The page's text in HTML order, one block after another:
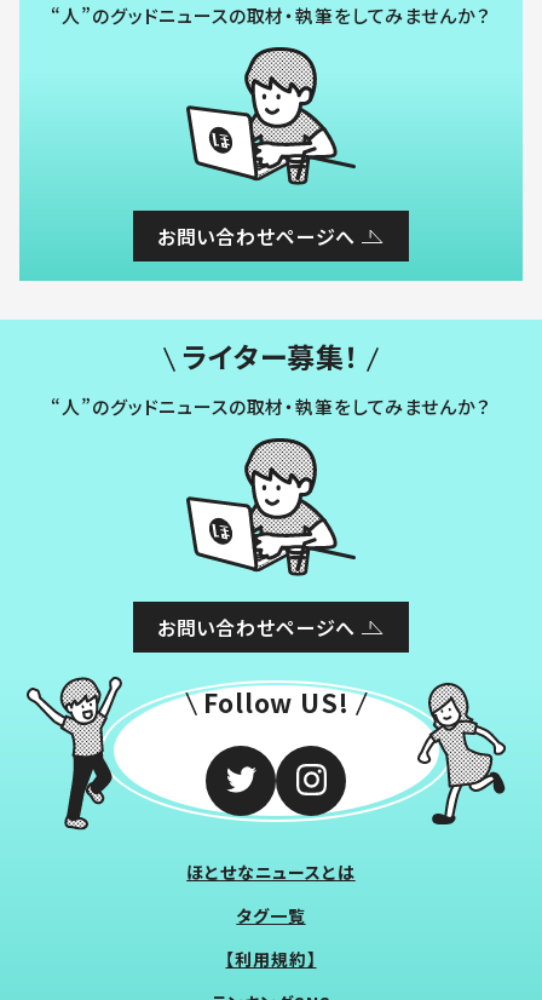
“人”のグッドニュースの取材・執筆をしてみませんか？
お問い合わせページへ
ライター募集！
“人”のグッドニュースの取材・執筆をしてみませんか？
お問い合わせページへ
Follow US!
ほとせなニュースとは
タグ一覧
【利用規約】